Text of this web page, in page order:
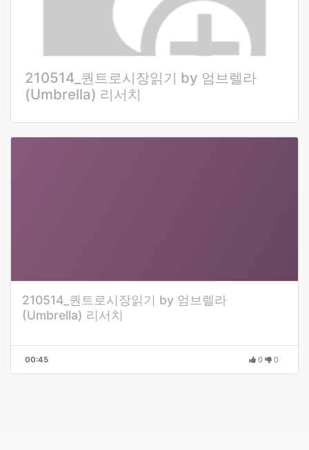
210514_퀀트로시장읽기 by 엄브렐라
(Umbrella) 리서치
210514_퀀트로시장읽기 by 엄브렐라
(Umbrella) 리서치
00:45 0 0